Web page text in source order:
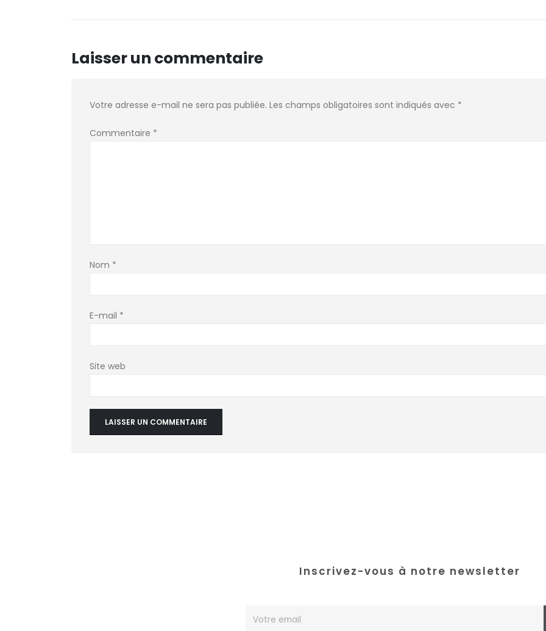
Laisser un commentaire
Votre adresse e-mail ne sera pas publiée. Les champs obligatoires sont indiqués avec *
Commentaire *
Nom *
E-mail *
Site web
Inscrivez-vous à notre newsletter